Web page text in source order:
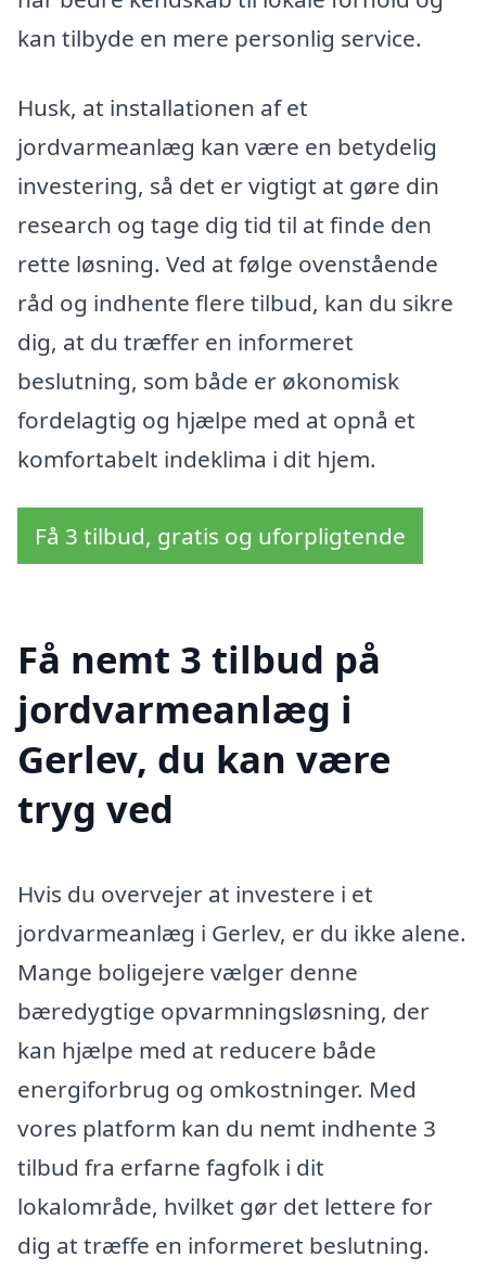
kan tilbyde en mere personlig service.
Husk, at installationen af et
jordvarmeanlæg kan være en betydelig
investering, så det er vigtigt at gøre din
research og tage dig tid til at finde den
rette løsning. Ved at følge ovenstående
råd og indhente flere tilbud, kan du sikre
dig, at du træffer en informeret
beslutning, som både er økonomisk
fordelagtig og hjælpe med at opnå et
komfortabelt indeklima i dit hjem.
Få 3 tilbud, gratis og uforpligtende
Få nemt 3 tilbud på
jordvarmeanlæg i
Gerlev, du kan være
tryg ved
Hvis du overvejer at investere i et
jordvarmeanlæg i Gerlev, er du ikke alene.
Mange boligejere vælger denne
bæredygtige opvarmningsløsning, der
kan hjælpe med at reducere både
energiforbrug og omkostninger. Med
vores platform kan du nemt indhente 3
tilbud fra erfarne fagfolk i dit
lokalområde, hvilket gør det lettere for
dig at træffe en informeret beslutning.